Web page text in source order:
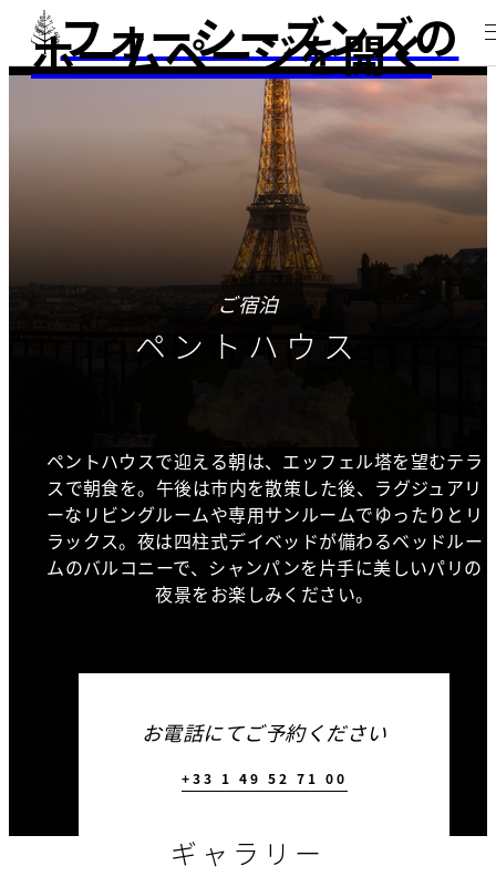
フォーシーズンズの
ホームページを開く
ご宿泊
ペントハウス
ペントハウスで迎える朝は、エッフェル塔を望むテラ
スで朝食を。午後は市内を散策した後、ラグジュアリ
ーなリビングルームや専用サンルームでゆったりとリ
ラックス。夜は四柱式デイベッドが備わるベッドルー
ムのバルコニーで、シャンパンを片手に美しいパリの
夜景をお楽しみください。
お電話にてご予約ください
+33 1 49 52 71 00
ギャラリー